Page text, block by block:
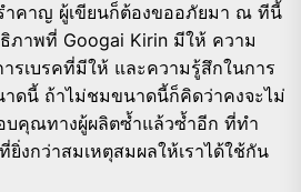
ำคาญ ผู้เขียนก็ต้องขออภัยมา ณ ทีนี้
ภาพที่ Googai Kirin มีให้ ความ
รเบรคที่มีให้ และความรู้สึกในการ
ดนี้ ถ้าไม่ชมขนาดนี้ก็คิดว่าคงจะไม่
บคุณทางผู้ผลิตซ้ำแล้วซ้ำอีก ที่ทำ
ยิ่งกว่าสมเหตุสมผลให้เราได้ใช้กัน